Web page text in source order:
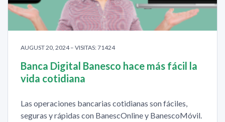
AUGUST 20, 2024 – VISITAS: 71424
Banca Digital Banesco hace más fácil la
vida cotidiana
Las operaciones bancarias cotidianas son fáciles,
seguras y rápidas con BanescOnline y BanescoMóvil.